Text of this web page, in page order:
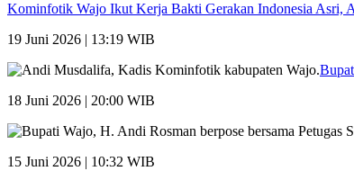
Kominfotik Wajo Ikut Kerja Bakti Gerakan Indonesia Asri,
19 Juni 2026 | 13:19 WIB
18 Juni 2026 | 20:00 WIB
15 Juni 2026 | 10:32 WIB